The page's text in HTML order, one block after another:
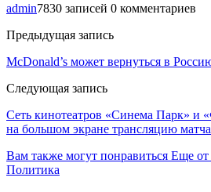
admin7830 записей 0 комментариев
Предыдущая запись
McDonald’s может вернуться в
Следующая запись
Сеть кинотеатров «Синема Парк» и
на большом экране трансляцию
Вам также могут понравиться Еще от
Политика